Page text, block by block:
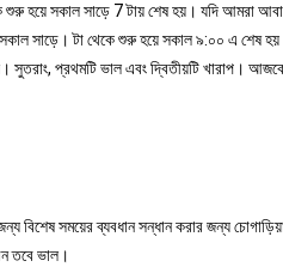
হয়ে সকাল সাড়ে 7 টায় শেষ হয়। যদি আমরা
সাড়ে। টা থেকে শুরু হয়ে সকাল ৯:০০ এ শেষ
সুতরাং, প্রথমটি ভাল এবং দ্বিতীয়টি খারাপ।
বিশেষ সময়ের ব্যবধান সন্ধান করার জন্য
তবে ভাল।